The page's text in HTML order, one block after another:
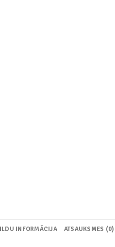
INFORMĀCIJA ATSAUKSMES (0)